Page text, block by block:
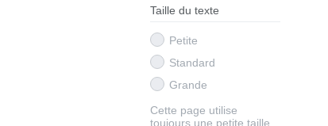
Taille du texte
Petite
Standard
Grande
Cette page utilise
toujours une petite taille